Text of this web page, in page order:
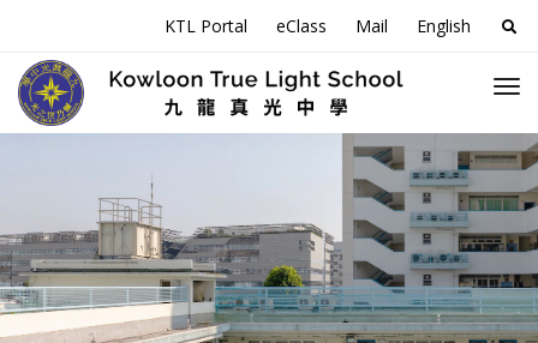
KTL Portal eClass Mail English
搜
尋
關
於